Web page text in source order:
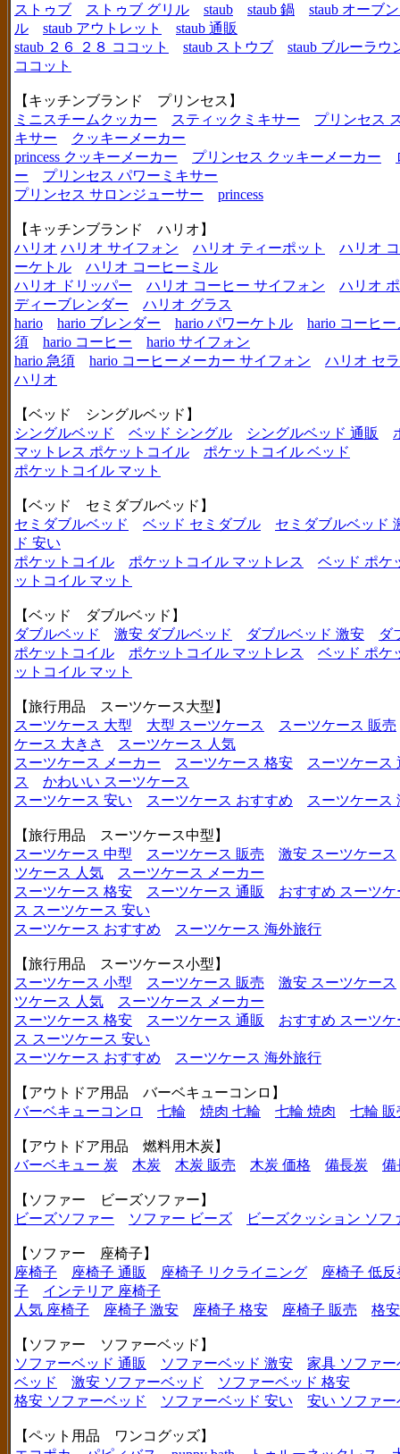
ストゥブ
ストゥブ グリル staub staub 鍋
staub オーブ
ル
staub アウトレット
staub 通販
staub ２６ ２８ ココット
staub ストウブ
staub ブルーラウ
ココット
【キッチンブランド プリンセス】
ミニスチームクッカー
スティックミキサー
プリンセス
キサー
クッキーメーカー
princess クッキーメーカー
プリンセス クッキーメーカー
ー
プリンセス パワーミキサー
プリンセス サロンジューサー
princess
【キッチンブランド ハリオ】
ハリオ ハリオ サイフォン ハリオ ティーポット
ハリオ
ーケトル
ハリオ コーヒーミル
ハリオ ドリッパー
ハリオ コーヒー サイフォン
ハリオ
ディーブレンダー
ハリオ グラス
hario
hario ブレンダー hario パワーケトル
hario コーヒ
須
hario コーヒー
hario サイフォン
hario 急須
hario コーヒーメーカー サイフォン
ハリオ セ
ハリオ
【ベッド シングルベッド】
シングルベッド
ベッド シングル シングルベッド 通販
マットレス ポケットコイル
ポケットコイル ベッド
ポケットコイル マット
【ベッド セミダブルベッド】
セミダブルベッド
ベッド セミダブル
セミダブルベッド
ド 安い
ポケットコイル
ポケットコイル マットレス
ベッド ポケ
ットコイル マット
【ベッド ダブルベッド】
ダブルベッド
激安 ダブルベッド ダブルベッド 激安
ダ
ポケットコイル
ポケットコイル マットレス
ベッド ポケ
ットコイル マット
【旅行用品 スーツケース大型】
スーツケース 大型
大型 スーツケース
スーツケース 販売
ケース 大きさ
スーツケース 人気
スーツケース メーカー
スーツケース 格安
スーツケース
ス
かわいい スーツケース
スーツケース 安い
スーツケース おすすめ スーツケース
【旅行用品 スーツケース中型】
スーツケース 中型
スーツケース 販売
激安 スーツケース
ツケース 人気
スーツケース メーカー
スーツケース 格安
スーツケース 通販
おすすめ スーツケ
ス スーツケース 安い
スーツケース おすすめ
スーツケース 海外旅行
【旅行用品 スーツケース小型】
スーツケース 小型
スーツケース 販売
激安 スーツケース
ツケース 人気
スーツケース メーカー
スーツケース 格安
スーツケース 通販
おすすめ スーツケ
ス スーツケース 安い
スーツケース おすすめ
スーツケース 海外旅行
【アウトドア用品 バーベキューコンロ】
バーベキューコンロ
七輪 焼肉 七輪 七輪 焼肉 七輪 販
【アウトドア用品 燃料用木炭】
バーベキュー 炭
木炭 木炭 販売 木炭 価格 備長炭 備
【ソファー ビーズソファー】
ビーズソファー
ソファー ビーズ ビーズクッション ソフ
【ソファー 座椅子】
座椅子
座椅子 通販 座椅子 リクライニング
座椅子 低反
子
インテリア 座椅子
人気 座椅子
座椅子 激安 座椅子 格安 座椅子 販売 格
【ソファー ソファーベッド】
ソファーベッド 通販
ソファーベッド 激安
家具 ソファー
ベッド
激安 ソファーベッド
ソファーベッド 格安
格安 ソファーベッド
ソファーベッド 安い 安い ソファー
【ペット用品 ワンコグッズ】